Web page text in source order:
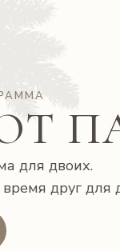
для двоих.
друг для